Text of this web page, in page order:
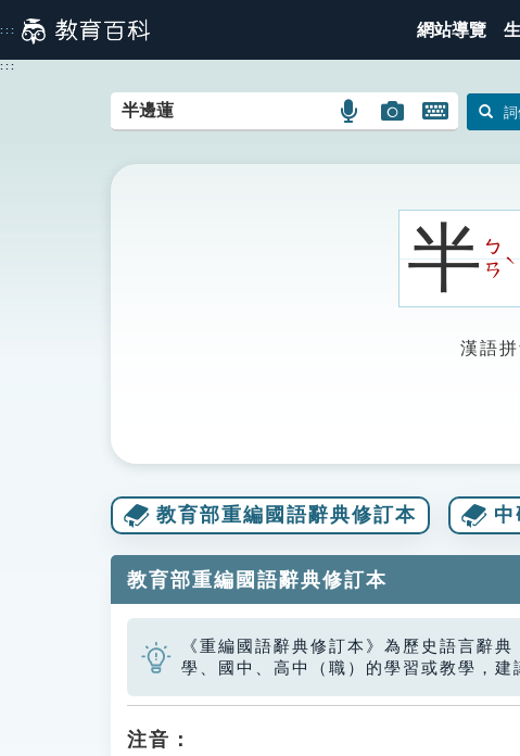
到
主
::: 網站導覽
:::
語
搜
圖
搜
圖
開
鍵
圖
示
半ㄅ
ㄢ
ˋ
漢語
教育部重編國語辭典修訂本
教育部重編國語辭典修訂本
《重編國語辭典修訂本》為歷史語言辭
學、國中、高中（職）的學習或教學，
注音：